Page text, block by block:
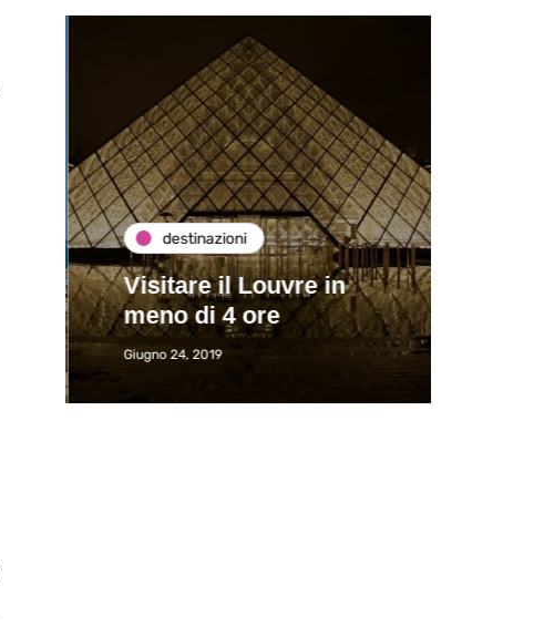
destinazioni
Visitare il Louvre in
meno di 4 ore
Giugno 24, 2019